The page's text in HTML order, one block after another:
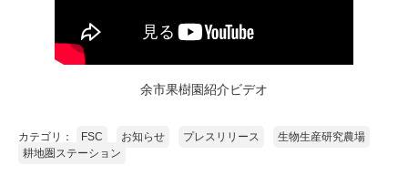
余市果樹園紹介ビデオ
カテゴリ： FSC お知らせ プレスリリース
生物生産研究農場
耕地圏ステーション